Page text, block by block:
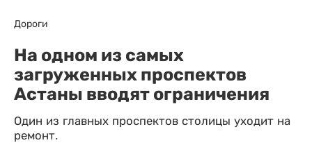
Дороги
На одном из самых
загруженных проспектов
Астаны вводят ограничения
Один из главных проспектов столицы уходит на
ремонт.